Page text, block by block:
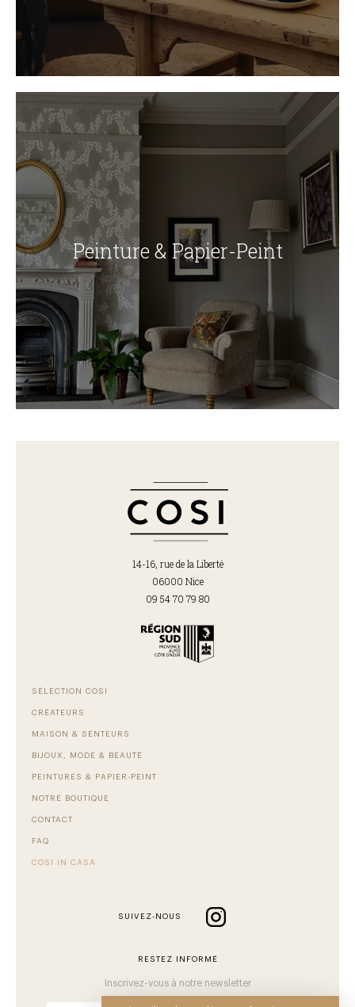
Peinture & Papier-Peint
14-16, rue de la Liberté
06000 Nice
09 54 70 79 80
SÉLECTION COSI
CRÉATEURS
MAISON & SENTEURS
BIJOUX, MODE & BEAUTÉ
PEINTURES & PAPIER-PEINT
NOTRE BOUTIQUE
CONTACT
FAQ
COSI IN CASA
SUIVEZ-NOUS
RESTEZ INFORMÉ
Inscrivez-vous à notre newsletter